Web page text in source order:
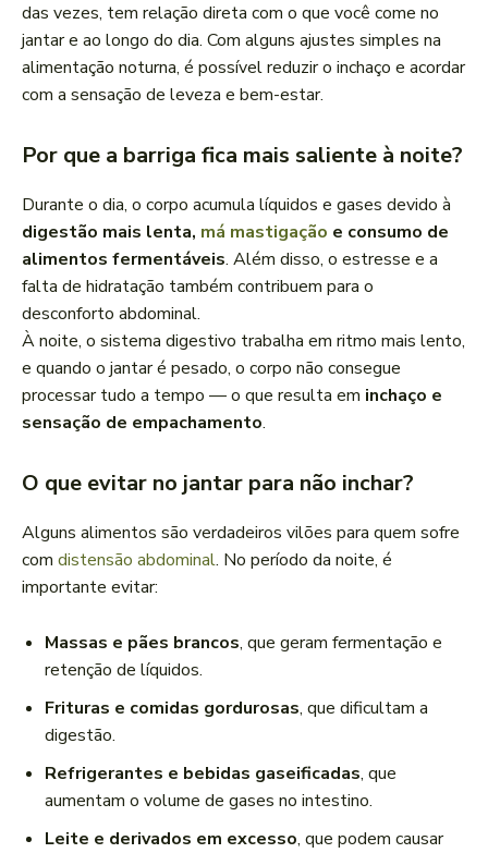
das vezes, tem relação direta com o que você come no
jantar e ao longo do dia. Com alguns ajustes simples na
alimentação noturna, é possível reduzir o inchaço e acordar
com a sensação de leveza e bem-estar.
Por que a barriga fica mais saliente à noite?
Durante o dia, o corpo acumula líquidos e gases devido à
digestão mais lenta, má mastigação e consumo de
alimentos fermentáveis. Além disso, o estresse e a
falta de hidratação também contribuem para o
desconforto abdominal.
À noite, o sistema digestivo trabalha em ritmo mais lento,
e quando o jantar é pesado, o corpo não consegue
processar tudo a tempo — o que resulta em inchaço e
sensação de empachamento.
O que evitar no jantar para não inchar?
Alguns alimentos são verdadeiros vilões para quem sofre
com distensão abdominal. No período da noite, é
importante evitar:
Massas e pães brancos, que geram fermentação e
retenção de líquidos.
Frituras e comidas gordurosas, que dificultam a
digestão.
Refrigerantes e bebidas gaseificadas, que
aumentam o volume de gases no intestino.
Leite e derivados em excesso, que podem causar